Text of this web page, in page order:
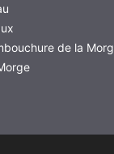
de la